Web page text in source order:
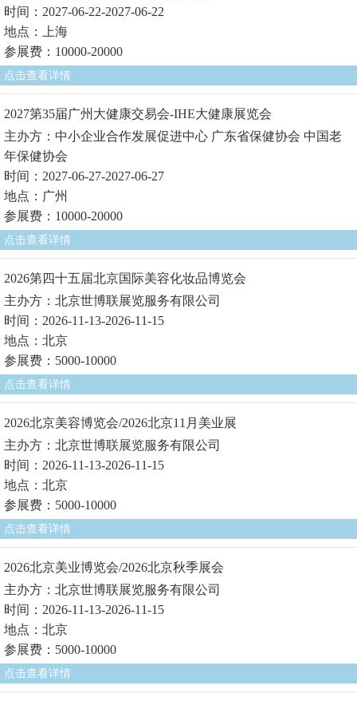
时间：2027-06-22-2027-06-22
地点：上海
参展费：10000-20000
点击查看详情
2027第35届广州大健康交易会-IHE大健康展览会
主办方：中小企业合作发展促进中心 广东省保健协会 中国老
年保健协会
时间：2027-06-27-2027-06-27
地点：广州
参展费：10000-20000
点击查看详情
2026第四十五届北京国际美容化妆品博览会
主办方：北京世博联展览服务有限公司
时间：2026-11-13-2026-11-15
地点：北京
参展费：5000-10000
点击查看详情
2026北京美容博览会/2026北京11月美业展
主办方：北京世博联展览服务有限公司
时间：2026-11-13-2026-11-15
地点：北京
参展费：5000-10000
点击查看详情
2026北京美业博览会/2026北京秋季展会
主办方：北京世博联展览服务有限公司
时间：2026-11-13-2026-11-15
地点：北京
参展费：5000-10000
点击查看详情